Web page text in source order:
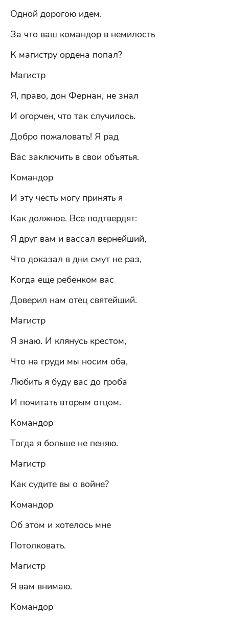
Одной дорогою идем.
За что ваш командор в немилость
К магистру ордена попал?
Магистр
Я, право, дон Фернан, не знал
И огорчен, что так случилось.
Добро пожаловать! Я рад
Вас заключить в свои объятья.
Командор
И эту честь могу принять я
Как должное. Все подтвердят:
Я друг вам и вассал вернейший,
Что доказал в дни смут не раз,
Когда еще ребенком вас
Доверил нам отец святейший.
Магистр
Я знаю. И клянусь крестом,
Что на груди мы носим оба,
Любить я буду вас до гроба
И почитать вторым отцом.
Командор
Тогда я больше не пеняю.
Магистр
Как судите вы о войне?
Командор
Об этом и хотелось мне
Потолковать.
Магистр
Я вам внимаю.
Командор